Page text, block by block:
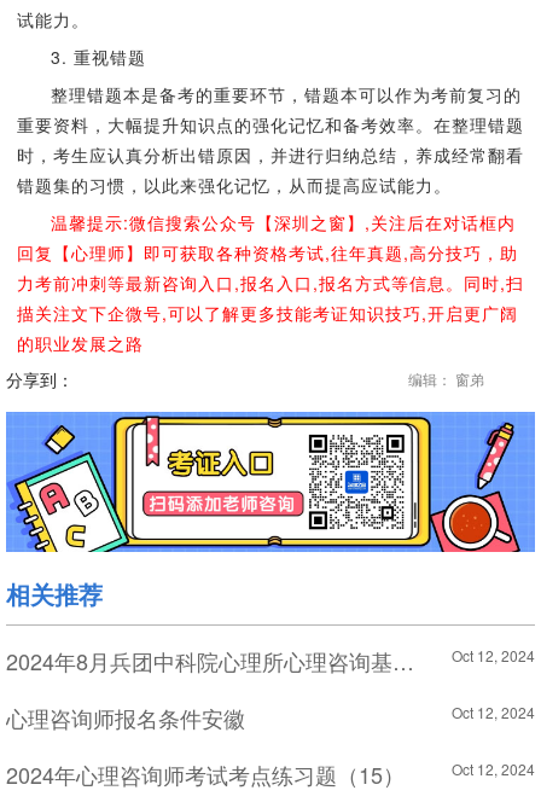
试能力。
3. 重视错题
整理错题本是备考的重要环节，错题本可以作为考前复习的
重要资料，大幅提升知识点的强化记忆和备考效率。在整理错题
时，考生应认真分析出错原因，并进行归纳总结，养成经常翻看
错题集的习惯，以此来强化记忆，从而提高应试能力。
温馨提示:微信搜索公众号【深圳之窗】,关注后在对话框内
回复【心理师】即可获取各种资格考试,往年真题,高分技巧，助
力考前冲刺等最新咨询入口,报名入口,报名方式等信息。同时,扫
描关注文下企微号,可以了解更多技能考证知识技巧,开启更广阔
的职业发展之路
分享到：
编辑： 窗弟
相关推荐
2024年8月兵团中科院心理所心理咨询基础培训准考证打印入口 Oct 12, 2024
心理咨询师报名条件安徽 Oct 12, 2024
2024年心理咨询师考试考点练习题（15） Oct 12, 2024